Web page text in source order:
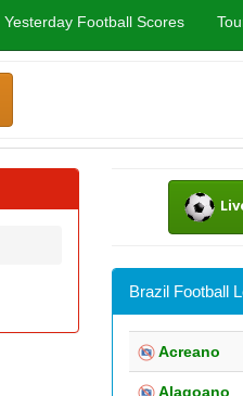
Yesterday Football Scores
Brazil Football
Acreano
Alagoano